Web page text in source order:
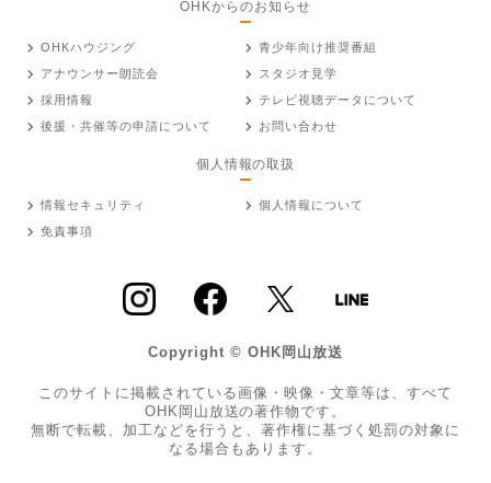
OHKからのお知らせ
OHKハウジング
青少年向け推奨番組
アナウンサー朗読会
スタジオ見学
採用情報
テレビ視聴データについて
後援・共催等の申請について
お問い合わせ
個人情報の取扱
情報セキュリティ
個人情報について
免責事項
Copyright © OHK岡山放送
このサイトに掲載されている画像・映像・文章等は、すべて
OHK岡山放送の著作物です。
無断で転載、加工などを行うと、著作権に基づく処罰の対象に
なる場合もあります。